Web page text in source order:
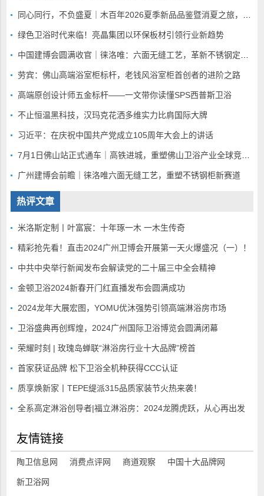
绿色卫浴时代来临！亮晶集团以环保板材引领行业新趋势
劳宾：佛山高端浴室柜标杆，老钱风浴室柜首创者的进阶之路
高端原创设计师五金标杆——一文带你读懂SPS西普斯卫浴
不止恒温黑科技，汉玛克花洒多维实力比肩国际大牌
习近平：在庆祝中国共产党成立105周年大会上的讲话
7月1日佛山站正式通车｜高铁进城，重塑佛山卫浴产业全球竞争底盘
广州建博会前瞻｜徕洛唯六面无缝工艺，重塑不锈钢柜新赛道
热评文章
米洛斯定制丨叶富宸：十年琢一木 一木生传奇
精彩抢先看！直击2024广州卫博会开展第一天火爆盛况（一）！
中共中央举行新闻发布会解读党的二十届三中全会精神
金顿卫浴2024新春开门红直播发布会圆满成功
2024龙年大展宏图，YOMU优沐强势引领高端淋浴房市场
卫浴盛典再创辉煌，2024广州国际卫浴博览会圆满闭幕
荣耀时刻 | 玫瑰岛蝉联“淋浴房行业十大品牌”榜首
首家获证品牌 松下卫浴全机种获得CCC认证
质享焕新家丨TEPE缇派315品质家装节火热来袭！
全系高定淋浴创导者|福立淋浴房：2024龙腾虎跃，从心再出发
友情链接
陶卫信息网 消费点评网 商道观察 中国十大品牌网
新卫浴网